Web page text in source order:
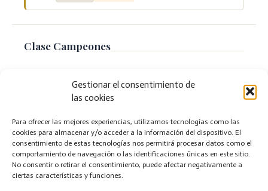
Gestionar el consentimiento de
las cookies
Para ofrecer las mejores experiencias, utilizamos tecnologías como las
cookies para almacenar y/o acceder a la información del dispositivo. El
consentimiento de estas tecnologías nos permitirá procesar datos como el
comportamiento de navegación o las identificaciones únicas en este sitio.
No consentir o retirar el consentimiento, puede afectar negativamente a
ciertas características y funciones.
Clase Campeones
Joy Viggo El Azote de los
Cárpatos
Resultados sujetos a revisión oficial · Exposición Canina Nacional
Puerto Lumbreras · 3 de mayo de 2026 · ACCAM